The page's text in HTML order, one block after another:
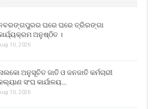
ଘରେ ଘରେ ତ୍ରିରଙ୍ଗା
ଅନୁଷ୍ଠିତ ।
10, 2026
ଅନୁସୂଚିତ ଜାତି ଓ ଜନଜାତି କର୍ମଚାରୀ
ସଂଘ କାର୍ଯାଳୟ…
10, 2026